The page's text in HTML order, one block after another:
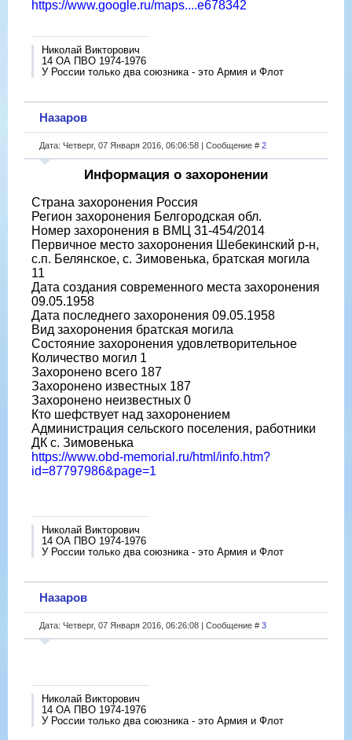
https://www.google.ru/maps....e678342
Николай Викторович
14 ОА ПВО 1974-1976
У России только два союзника - это Армия и Флот
Назаров
Дата: Четверг, 07 Января 2016, 06:06:58 | Сообщение # 2
Информация о захоронении
Страна захоронения Россия
Регион захоронения Белгородская обл.
Номер захоронения в ВМЦ 31-454/2014
Первичное место захоронения Шебекинский р-н,
с.п. Белянское, с. Зимовенька, братская могила
11
Дата создания современного места захоронения
09.05.1958
Дата последнего захоронения 09.05.1958
Вид захоронения братская могила
Состояние захоронения удовлетворительное
Количество могил 1
Захоронено всего 187
Захоронено известных 187
Захоронено неизвестных 0
Кто шефствует над захоронением
Администрация сельского поселения, работники
ДК с. Зимовенька
https://www.obd-memorial.ru/html/info.htm?
id=87797986&page=1
Николай Викторович
14 ОА ПВО 1974-1976
У России только два союзника - это Армия и Флот
Назаров
Дата: Четверг, 07 Января 2016, 06:26:08 | Сообщение # 3
Николай Викторович
14 ОА ПВО 1974-1976
У России только два союзника - это Армия и Флот